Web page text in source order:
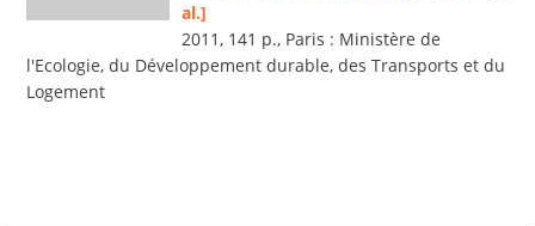
al.]
2011, 141 p., Paris : Ministère de
l'Ecologie, du Développement durable, des Transports et du
Logement